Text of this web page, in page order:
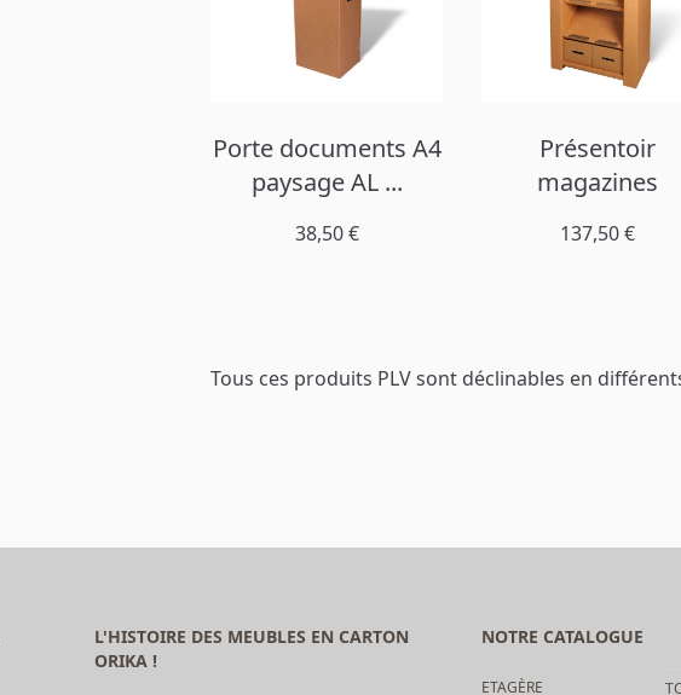
Porte documents A4
paysage AL ...
38,50 €
Présentoir
magazines
137,50 €
Tous ces produits PLV sont déclinables en
L'HISTOIRE DES MEUBLES EN CARTON
ORIKA !
NOTRE CATALOGUE
ETAGÈRE